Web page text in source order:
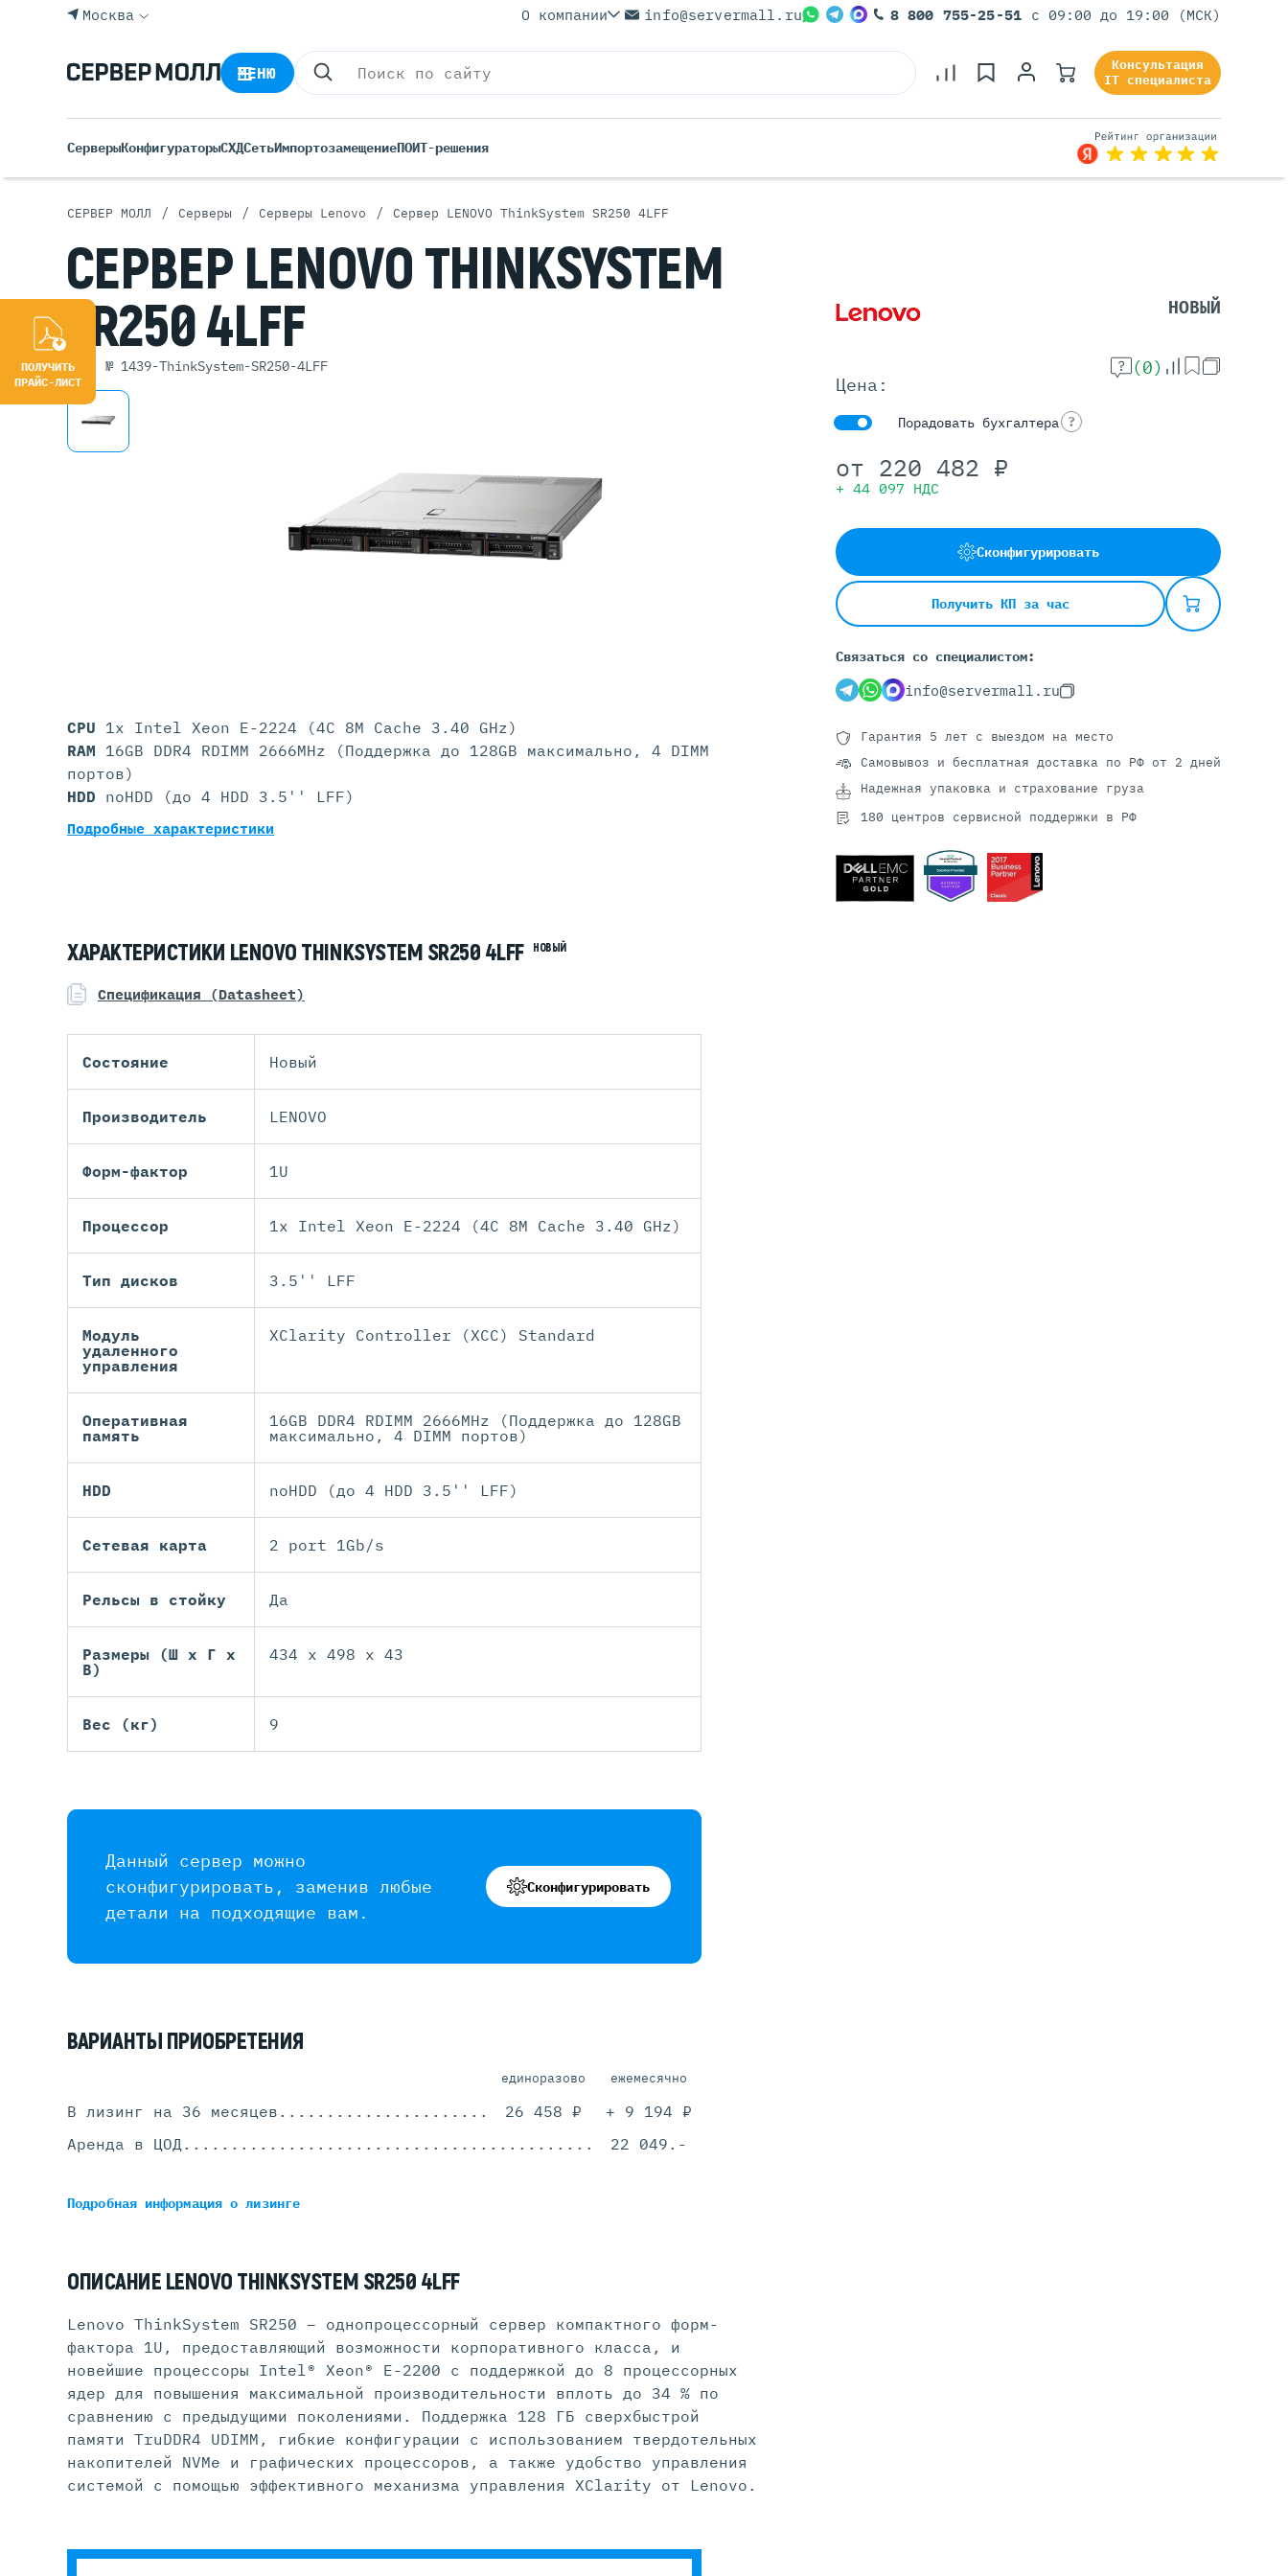
Rack Серверы
Tower Серверы
Серверы Lenovo
Серверы XFusion
Серверы DELL
DELL G17
DELL G16
Серверы С GPU
С GPU NVIDIA
С GPU AMD
С GPU Huawei Ascend
С 2 GPU
С 4 GPU
Москва О компании info@servermall.ru 8 800 755-25-51 с 09:00 до 19:00 (МСК)
МЕНЮ
Консультация
IT специалиста
СерверыКонфигураторыСХДСетьИмпортозамещениеПОИТ-решения
СЕРВЕР МОЛЛ / Серверы / Серверы Lenovo / Сервер LENOVO ThinkSystem SR250 4LFF
СЕРВЕР LENOVOTHINKSYSTEM
SR250 4LFF
арт. № 1439-ThinkSystem-SR250-4LFF
НОВЫЙ
(0)
Цена:
Порадовать бухгалтера ?
от 220 482 ₽
+ 44 097 НДС
Сконфигурировать
Получить КП за час
Связаться со специалистом:
info@servermall.ru
Гарантия 5 лет с выездом на место
Самовывоз и бесплатная доставка по РФ от 2 дней
Надежная упаковка и страхование груза
180 центров сервисной поддержки в РФ
CPU 1x Intel Xeon E-2224 (4C 8M Cache 3.40 GHz)
RAM 16GB DDR4 RDIMM 2666MHz (Поддержка до 128GB максимально, 4 DIMM
портов)
HDD noHDD (до 4 HDD 3.5'' LFF)
Подробные характеристики
ХАРАКТЕРИСТИКИ LENOVO THINKSYSTEM SR250 4LFF НОВЫЙ
Спецификация (Datasheet)
Состояние Новый
Производитель LENOVO
Форм-фактор 1U
Процессор 1x Intel Xeon E-2224 (4C 8M Cache 3.40 GHz)
Тип дисков 3.5'' LFF
Модуль
удаленного
управления
XClarity Controller (XCC) Standard
Оперативная
память
16GB DDR4 RDIMM 2666MHz (Поддержка до 128GB
максимально, 4 DIMM портов)
HDD noHDD (до 4 HDD 3.5'' LFF)
Сетевая карта 2 port 1Gb/s
Рельсы в стойку Да
Размеры (Ш х Г х
В)
434 x 498 x 43
Вес (кг) 9
Данный сервер можно
сконфигурировать, заменив любые
детали на подходящие вам.
Сконфигурировать
ВАРИАНТЫ ПРИОБРЕТЕНИЯ
единоразово ежемесячно
В лизинг на 36 месяцев ....................................................................................
26 458 ₽
+ 9 194 ₽
Аренда в ЦОД....................................................................................
22 049.-
Подробная информацияо лизинге
ОПИСАНИЕ LENOVO THINKSYSTEM SR250 4LFF
Lenovo ThinkSystem SR250 – однопроцессорный сервер компактного форм-
фактора 1U, предоставляющий возможности корпоративного класса, и
новейшие процессоры Intel® Xeon® E-2200 с поддержкой до 8 процессорных
ядер для повышения максимальной производительности вплоть до 34 % по
сравнению с предыдущими поколениями. Поддержка 128 ГБ сверхбыстрой
памяти TruDDR4 UDIMM, гибкие конфигурации с использованием твердотельных
накопителей NVMe и графических процессоров, а также удобство управления
системой с помощью эффективного механизма управления XClarity от Lenovo.
ПОЛУЧИТЬ
ПРАЙС-ЛИСТ